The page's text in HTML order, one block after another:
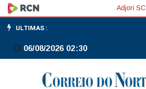
Gilmar
Mendes
nega
pedido
Adjori SC
ULTIMAS :
06/08/2026 02:30